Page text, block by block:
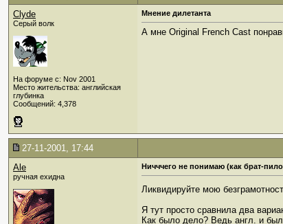
Clyde
Серый волк
На форуме с: Nov 2001
Место жительства: английская
глубинка
Сообщений: 4,378
Мнение дилетанта
А мне Original French Cast
27-11-2001, 17:44
Ale
ручная ехидна
Ничччего не понимаю (как брат-
Ликвидируйте мою
Я тут просто сравнила два
Как было дело? Ведь англ. и